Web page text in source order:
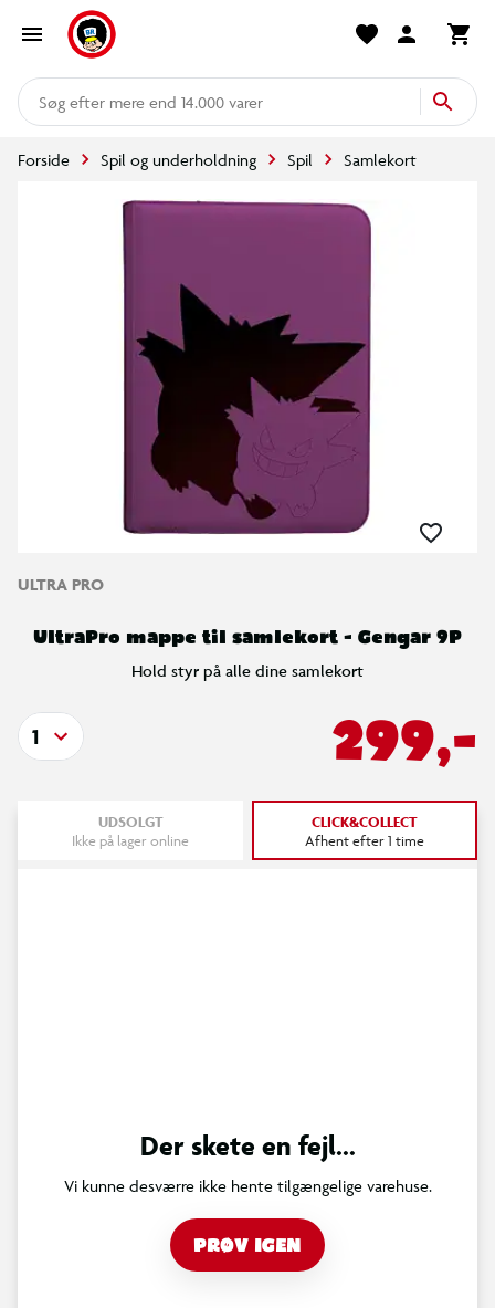
mere end 14.000 varer
Forside Spil og underholdning Spil Samlekort
ULTRA PRO
UltraPro mappe til samlekort - Gengar 9P
Hold styr på alle dine samlekort
299,-
1
UDSOLGT
Ikke på lager online
CLICK&COLLECT
Afhent efter 1 time
Der skete en fejl...
Vi kunne desværre ikke hente tilgængelige varehuse.
PRØV IGEN